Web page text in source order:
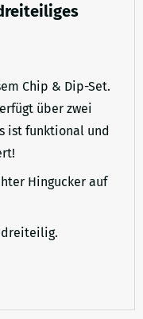
Chip & Dip-Set.
über zwei
ist funktional und
Hingucker auf
dreiteilig.